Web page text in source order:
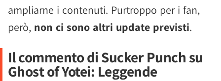
ampliarne i contenuti. Purtroppo per i fan,
però, non ci sono altri update previsti.
Il commento di Sucker Punch su
Ghost of Yotei: Leggende